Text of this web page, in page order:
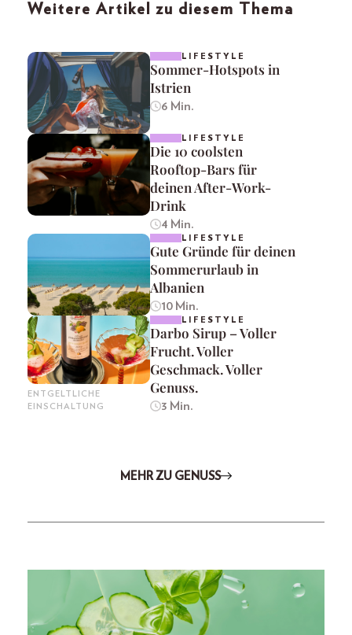
Weitere Artikel zu diesem Thema
LIFESTYLE
Sommer-Hotspots in
Istrien
6 Min.
LIFESTYLE
Die 10 coolsten
Rooftop-Bars für
deinen After-Work-
Drink
4 Min.
LIFESTYLE
Gute Gründe für deinen
Sommerurlaub in
Albanien
10 Min.
ENTGELTLICHE
EINSCHALTUNG
LIFESTYLE
Darbo Sirup – Voller
Frucht. Voller
Geschmack. Voller
Genuss.
3 Min.
MEHR ZU GENUSS